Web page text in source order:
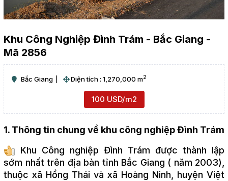
Khu Công Nghiệp Đình Trám - Bắc Giang -
Mã 2856
Bắc Giang Diện tích : 1,270,000 m2
100 USD/m2
1. Thông tin chung về khu công nghiệp Đình Trám
Khu Công nghiệp Đình Trám được thành lập
sớm nhất trên địa bàn tỉnh Bắc Giang ( năm 2003),
thuộc xã Hồng Thái và xã Hoàng Ninh, huyện Việt